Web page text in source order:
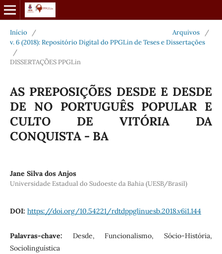
Início / Arquivos
/
v. 6 (2018): Repositório Digital do PPGLin de Teses e Dissertações
/
DISSERTAÇÕES PPGLin
AS PREPOSIÇÕES DESDE E DESDE
DE NO PORTUGUÊS POPULAR E
CULTO DE VITÓRIA DA
CONQUISTA - BA
Jane Silva dos Anjos
Universidade Estadual do Sudoeste da Bahia (UESB/Brasil)
DOI: https://doi.org/10.54221/rdtdppglinuesb.2018.v6i1.144
Palavras-chave: Desde, Funcionalismo, Sócio-História,
Sociolinguística